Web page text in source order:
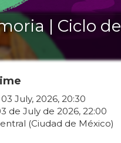
| Ciclo de
03 July, 2026, 20:30
de Julyde 2026, 22:00
(Ciudad de México)